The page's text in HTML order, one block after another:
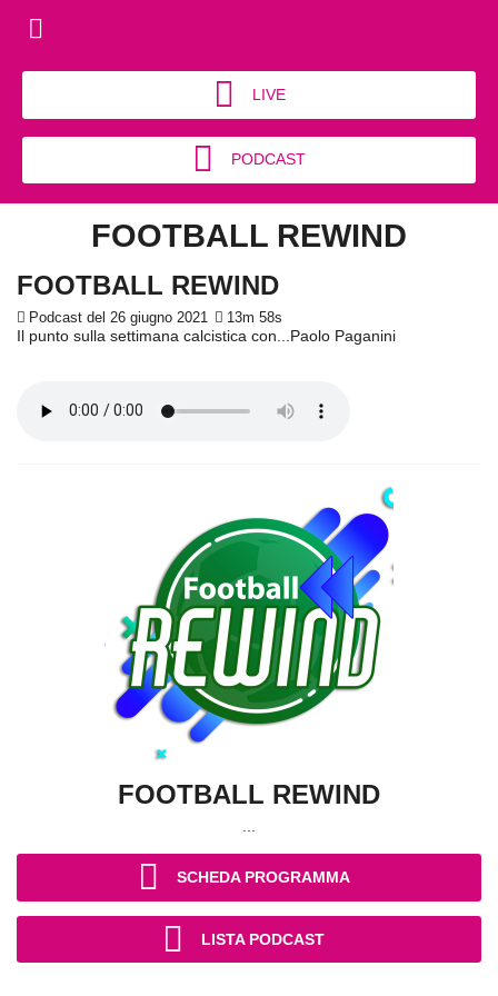
LIVE
PODCAST
FOOTBALL REWIND
FOOTBALL REWIND
Podcast del 26 giugno 2021 13m 58s
Il punto sulla settimana calcistica con...Paolo Paganini
FOOTBALL REWIND
...
SCHEDA PROGRAMMA
LISTA PODCAST